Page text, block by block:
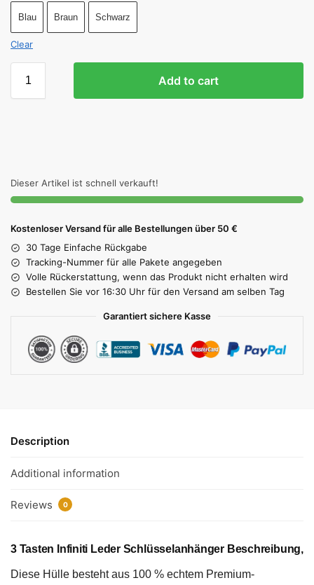
Blau Braun Schwarz
Clear
Add to cart
Dieser Artikel ist schnell verkauft!
Kostenloser Versand für alle Bestellungen über 50 €
30 Tage Einfache Rückgabe
Tracking-Nummer für alle Pakete angegeben
Volle Rückerstattung, wenn das Produkt nicht erhalten wird
Bestellen Sie vor 16:30 Uhr für den Versand am selben Tag
Garantiert sichere Kasse
Description
Additional information
Reviews 0
3 Tasten Infiniti Leder Schlüsselanhänger Beschreibung,
Diese Hülle besteht aus 100 % echtem Premium-